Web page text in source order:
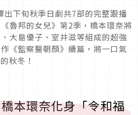
下旬秋季日劇共7部的完整跟播
魯邦的女兒》第2季，橋本環奈將
大島優子、室井滋等組成的超強
《監察醫朝顏》續篇，將一口氣
秋冬！
本環奈化身「令和福